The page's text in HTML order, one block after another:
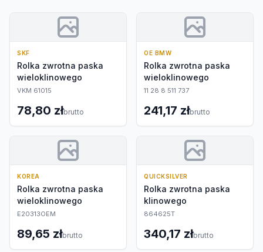
SKF
Rolka zwrotna paska
wieloklinowego
VKM 61015
78,80 złbrutto
OE BMW
Rolka zwrotna paska
wieloklinowego
11 28 8 511 737
241,17 złbrutto
KOREA
Rolka zwrotna paska
wieloklinowego
E20313OEM
89,65 złbrutto
QUICKSILVER
Rolka zwrotna paska
klinowego
864625T
340,17 złbrutto